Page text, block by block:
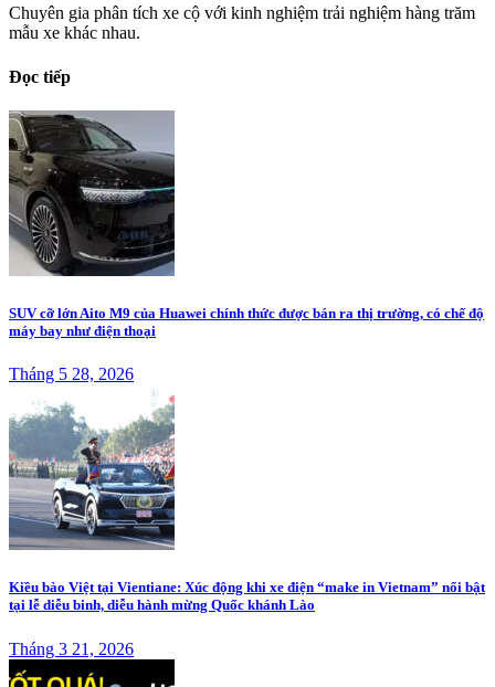
Chuyên gia phân tích xe cộ với kinh nghiệm trải nghiệm hàng trăm
mẫu xe khác nhau.
Đọc tiếp
SUV cỡ lớn Aito M9 của Huawei chính thức được bán ra thị trường, có chế độ
máy bay như điện thoại
Tháng 5 28, 2026
Kiều bào Việt tại Vientiane: Xúc động khi xe điện “make in Vietnam” nổi bật
tại lễ diễu binh, diễu hành mừng Quốc khánh Lào
Tháng 3 21, 2026